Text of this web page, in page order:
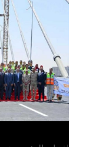
الرئيس عبد